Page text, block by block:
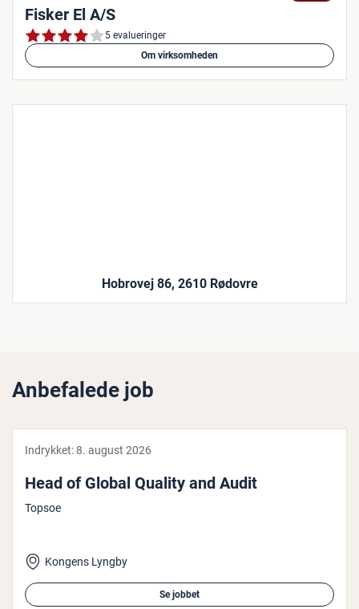
Fisker El A/S
5 evalueringer
Om virksomheden
Hobrovej 86, 2610 Rødovre
Anbefalede job
Indrykket:8. august 2026
Head of Global Quality and Audit
Topsoe
Kongens Lyngby
Se jobbet